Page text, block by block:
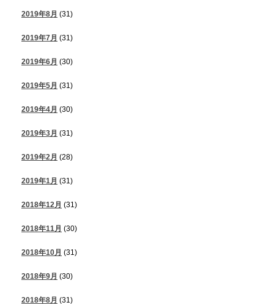
2019年8月 (31)
2019年7月 (31)
2019年6月 (30)
2019年5月 (31)
2019年4月 (30)
2019年3月 (31)
2019年2月 (28)
2019年1月 (31)
2018年12月 (31)
2018年11月 (30)
2018年10月 (31)
2018年9月 (30)
2018年8月 (31)